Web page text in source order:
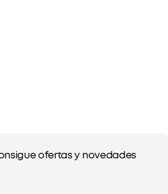
ofertas y novedades